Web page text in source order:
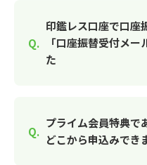
印鑑レス口座で口座
「口座振替受付メ
た
プライム会員特典で
どこから申込みでき